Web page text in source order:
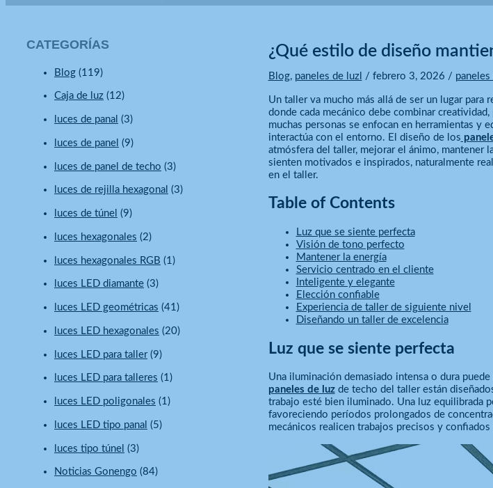
CATEGORÍAS
Blog (119)
Caja de luz (12)
luces de panal (3)
luces de panel (9)
luces de panel de techo (3)
luces de rejilla hexagonal (3)
luces de túnel (9)
luces hexagonales (2)
luces hexagonales RGB (1)
luces LED diamante (3)
luces LED geométricas (41)
luces LED hexagonales (20)
luces LED para taller(9)
luces LED para talleres (1)
luces LED poligonales (1)
luces LED tipo panal (5)
luces tipo túnel (3)
Noticias Gonengo (84)
¿Qué estilo de diseño
Blog, paneles de luzl / febrero 3, 2026 / paneles
Un taller va mucho más allá de ser un lugar para
donde cada mecánico debe combinar
muchas personas se enfocan en herramientas
interactúa con el entorno. El diseño de los
atmósfera del taller, mejorar el ánimo, mantener
sienten motivados e inspirados, naturalmente
en el taller.
Table of Contents
Luz que se siente perfecta
Visión de tono perfecto
Mantener la energía
Servicio centrado en el cliente
Inteligente y elegante
Elección confiable
Experiencia de taller de siguiente nivel
Diseñando un taller de excelencia
Luz que se siente perfecta
Una iluminación demasiado intensa o dura
paneles de luzde techo del taller están
trabajo esté bien iluminado. Una luz equilibrada
favoreciendo períodos prolongados de
mecánicos realicen trabajos precisos y